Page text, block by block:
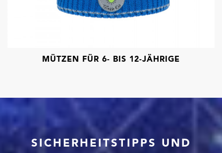
MÜTZEN FÜR 6- BIS 12-JÄHRIGE
SICHERHEITSTIPPS UND